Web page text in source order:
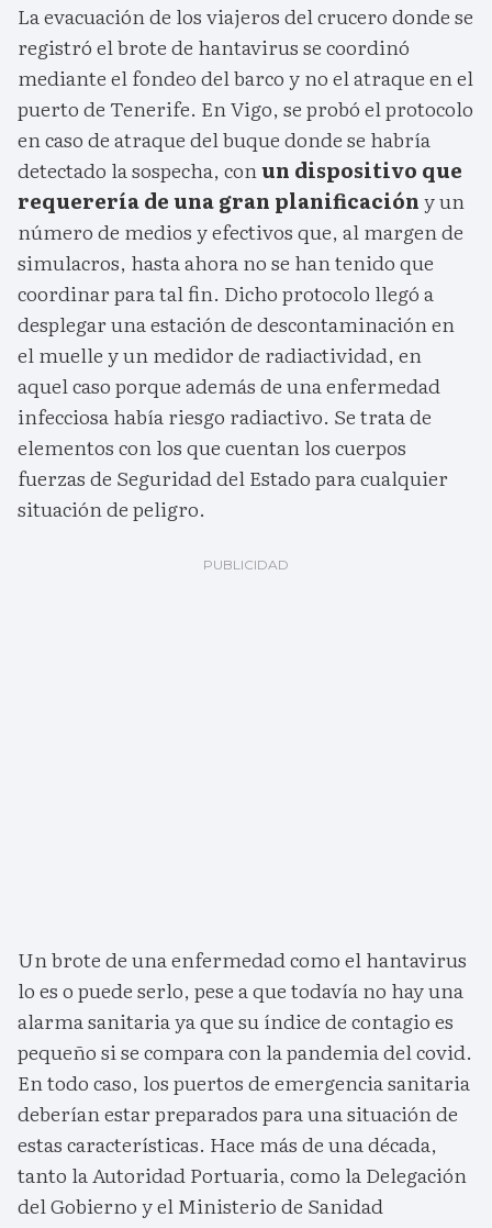
La evacuación de los viajeros del crucero donde se
registró el brote de hantavirus se coordinó
mediante el fondeo del barco y no el atraque en el
puerto de Tenerife. En Vigo, se probó el protocolo
en caso de atraque del buque donde se habría
detectado la sospecha, conun dispositivo que
requerería de una gran planificacióny un
número de medios y efectivos que, al margen de
simulacros, hasta ahora no se han tenido que
coordinar para tal fin. Dicho protocolo llegó a
desplegar una estación de descontaminación en
el muelle y un medidor de radiactividad, en
aquel caso porque además de una enfermedad
infecciosa había riesgo radiactivo. Se trata de
elementos con los que cuentan los cuerpos
fuerzas de Seguridad del Estado para cualquier
situación de peligro.
Un brote de una enfermedad como el hantavirus
lo es o puede serlo, pese a que todavía no hay una
alarma sanitaria ya que su índice de contagio es
pequeño si se compara con la pandemia del covid.
En todo caso, los puertos de emergencia sanitaria
deberían estar preparados para una situación de
estas características. Hace más de una década,
tanto la Autoridad Portuaria, como la Delegación
del Gobierno y el Ministerio de Sanidad